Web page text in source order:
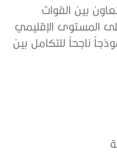
بين القوات
المستوى الإقليمي
ناجحاً للتكامل بين